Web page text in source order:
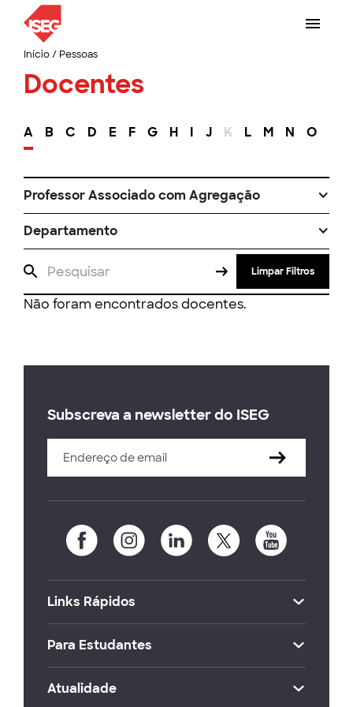
Início/ Pessoas
Docentes
A B C D E F G H I J K L M N O
Professor Associado com Agregação
Departamento
Limpar Filtros
Não foram encontrados docentes.
Subscreva a newsletter do ISEG
Links Rápidos
Para Estudantes
Atualidade